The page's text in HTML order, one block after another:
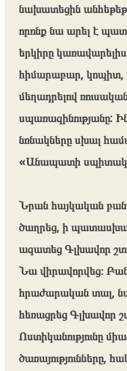
նախատեցին
որոնք նա արել է
երկիրը
հիմարաբար, կոպիտ,
մեղադրելով
սպառազինությանը:
նռնակները սխալ
«Անապատի սպիտակ
Նրան հայկական
ծաղրեց, ի
ազատեց Գլխավոր
Նա վիրավորվեց։
հրաժարական տալ,
հեռացրեց Գլխավոր
Ոստիկանությունը
ծառայությունները,